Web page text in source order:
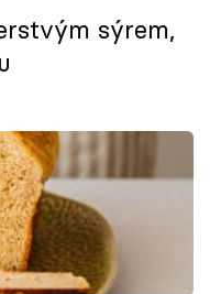
sýrem,